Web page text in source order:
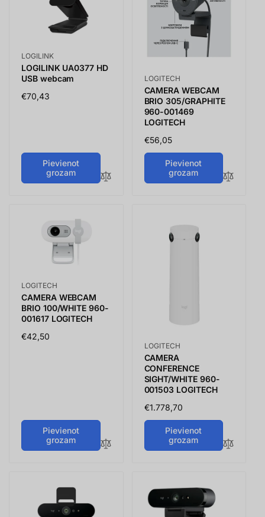
Vendor:
LOGILINK
LOGILINK UA0377 HD
USB webcam
Parastā
€70,43
Pievienot
grozam
Vendor:
LOGITECH
CAMERA WEBCAM
BRIO 305/GRAPHITE
960-001469
LOGITECH
Parastā
cena
€56,05
Pievienot
grozam
Vendor:
LOGITECH
CAMERA WEBCAM
BRIO 100/WHITE 960-
001617 LOGITECH
Parastā
€42,50
Pievienot
grozam
Vendor:
LOGITECH
CAMERA
CONFERENCE
SIGHT/WHITE 960-
001503 LOGITECH
Parastā
cena
€1.778,70
Pievienot
grozam